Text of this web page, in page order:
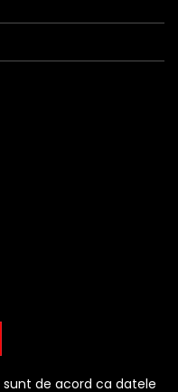
sunt de acord ca datele